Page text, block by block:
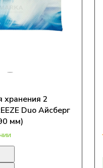
хранения 2
Duo Айсберг
мм)